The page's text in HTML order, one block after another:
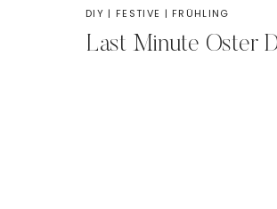
DIY | FESTIVE | FRÜHLING
Last Minute Oster